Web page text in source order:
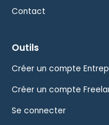
Contact
Outils
Créer un compte
Créer un compte
Se connecter